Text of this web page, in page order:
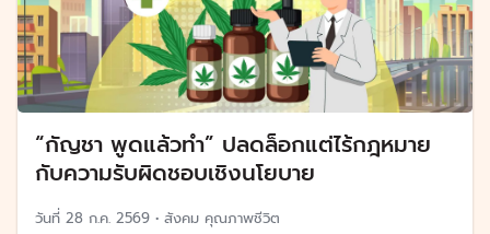
“กัญชา พูดแล้วทำ” ปลดล็อกแต่ไร้กฎหมาย
กับความรับผิดชอบเชิงนโยบาย
วันที่ 28 ก.ค. 2569 • สังคม คุณภาพชีวิต